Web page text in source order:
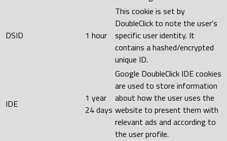
DSID 1 hour
This cookie is set by
DoubleClick to note the user's
specific user identity. It
contains a hashed/encrypted
unique ID.
IDE
1 year
24 days
Google DoubleClick IDE cookies
are used to store information
about how the user uses the
website to present them with
relevant ads and according to
the user profile.